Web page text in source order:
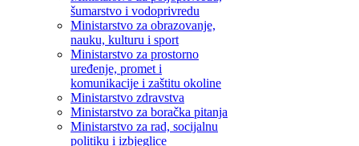
šumarstvo i vodoprivredu
Ministarstvo za obrazovanje,
nauku, kulturu i sport
Ministarstvo za prostorno
uređenje, promet i
komunikacije i zaštitu okoline
Ministarstvo zdravstva
Ministarstvo za boračka pitanja
Ministarstvo za rad, socijalnu
politiku i izbjeglice